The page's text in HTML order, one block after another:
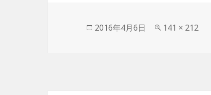
投
2016年4月6日
フ
141 × 212